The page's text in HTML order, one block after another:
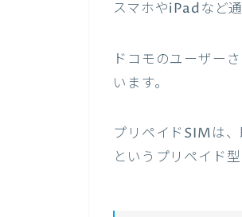
スマホやiPadなど
ドコモのユーザー
います。
プリペイドSIMは
というプリペイド